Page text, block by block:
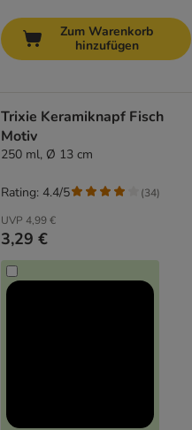
Zum Warenkorb
hinzufügen
Trixie Keramiknapf Fisch
Motiv
250 ml, Ø 13 cm
UVP 4,99 €
3,29 €
Rating: 4.4/5 (34)